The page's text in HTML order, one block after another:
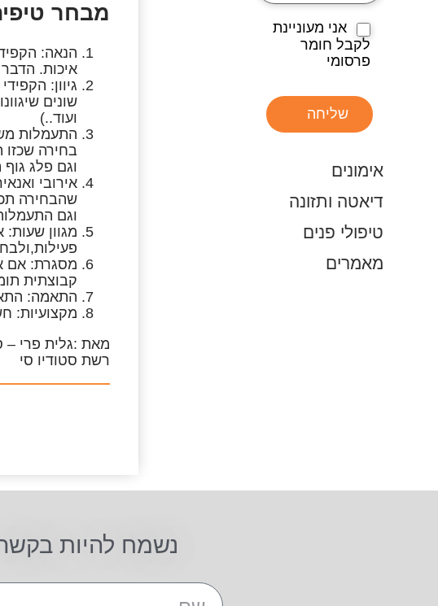
אני מעוניינת
לקבל חומר
פרסומי
שליחה
אימונים
דיאטה ותזונה
טיפולי פנים
מאמרים
מבחר
הנאה:
איכות.
גיוון:
שונים
ועוד..)
התעמלות
בחירה שכזו
וגם פלג גוף
אירובי
שהבחירה
וגם
מגוון שעות:
מסגרת: אם
קבוצתית
התאמה:
מקצועיות:
מאת :גלית פרי –
רשת סטודיו סי
נשמח להיות